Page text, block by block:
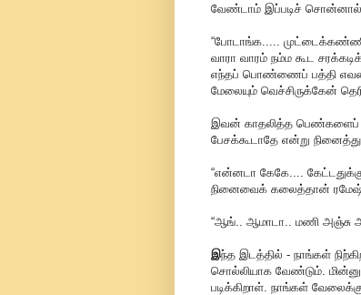
வேண்டாம் இப்படிச் சொன்னால்
“போடாங்க.....
வாரா வாரம் நம்ம கூட
எந்தப் பொண்ணைப் பத்தி எவன்
மேலையும் வெச்சிருக்கேன்
இவன் காதலித்த பெண்களைப்
பேசக்கூடாதே என்று
“என்னடா கேகே....
நினைவைக் கலைத்தான்
“ஆங்.. ஆமாடா.. மணி அஞ்சு
இந்த இடத்தில் - நாங்கள்
சொல்லியாக வேண்டும்.
படிக்கிறாள். நாங்கள்